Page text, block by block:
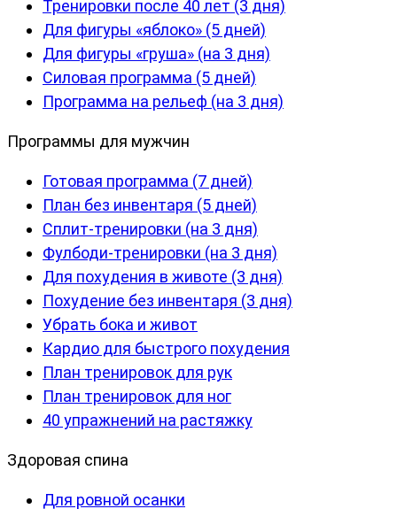
Тренировки после 40 лет (3 дня)
Для фигуры «яблоко» (5 дней)
Для фигуры «груша» (на 3 дня)
Силовая программа (5 дней)
Программа на рельеф (на 3 дня)
Программы для мужчин
Готовая программа (7 дней)
План без инвентаря (5 дней)
Сплит-тренировки (на 3 дня)
Фулбоди-тренировки (на 3 дня)
Для похудения в животе (3 дня)
Похудение без инвентаря (3 дня)
Убрать бока и живот
Кардио для быстрого похудения
План тренировок для рук
План тренировок для ног
40 упражнений на растяжку
Здоровая спина
Для ровной осанки